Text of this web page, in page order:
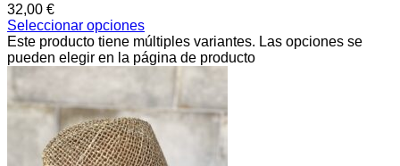
32,00 €
Seleccionar opciones
Este producto tiene múltiples variantes. Las opciones se
pueden elegir en la página de producto